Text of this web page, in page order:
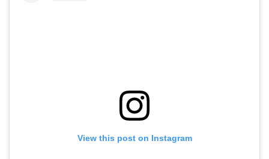
View this post on Instagram